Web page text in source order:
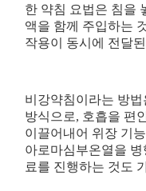
한 약침 요법은 침을
액을 함께 주입하는
작용이 동시에 전달
비강약침이라는 방
방식으로, 호흡을 편
이끌어내어 위장 기
아로마심부온열을 병
료를 진행하는 것도